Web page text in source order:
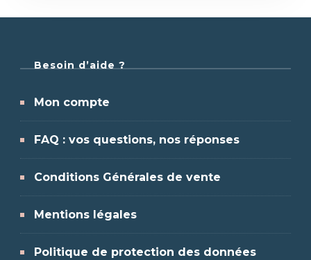
Besoin d’aide ?
Mon compte
FAQ : vos questions, nos réponses
Conditions Générales de vente
Mentions légales
Politique de protection des données